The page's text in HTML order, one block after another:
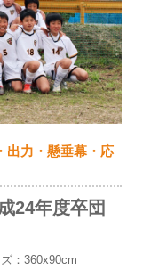
出力・懸垂幕・応
24年度卒団
ズ：360x90cm